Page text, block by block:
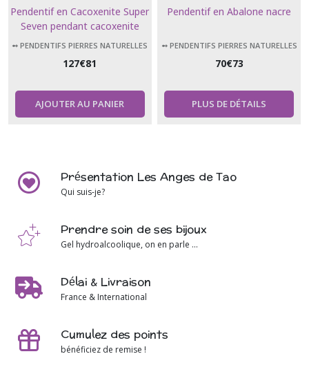
Pendentif en Cacoxenite Super
Seven pendant cacoxenite
melody stone super 7
➻ PENDENTIFS PIERRES NATURELLES
127€81
AJOUTER AU PANIER
Pendentif en Abalone nacre
➻ PENDENTIFS PIERRES NATURELLES
70€73
PLUS DE DÉTAILS
Présentation Les Anges de Tao
Qui suis-je?
Prendre soin de ses bijoux
Gel hydroalcoolique, on en parle ...
Délai & Livraison
France & International
Cumulez des points
bénéficiez de remise !